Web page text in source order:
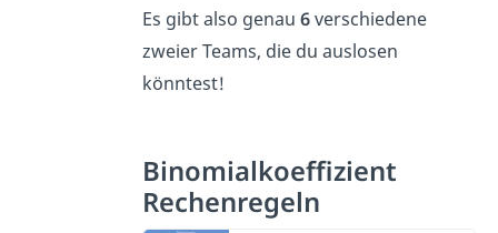
Es gibt also genau6verschiedene
zweier Teams, die du auslosen
könntest!
Binomialkoeffizient
Rechenregeln